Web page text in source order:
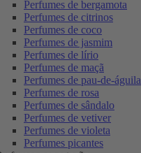
Perfumes de bergamota
Perfumes de citrinos
Perfumes de coco
Perfumes de jasmim
Perfumes de lírio
Perfumes de maçã
Perfumes de pau-de-águila
Perfumes de rosa
Perfumes de sândalo
Perfumes de vetiver
Perfumes de violeta
Perfumes picantes